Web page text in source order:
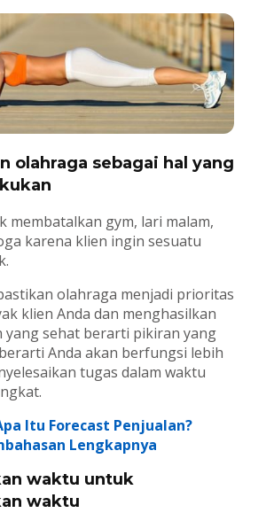
olahraga sebagai hal yang
membatalkan gym, lari malam,
karena klien ingin sesuatu
olahraga menjadi prioritas
klien Anda dan menghasilkan
yang sehat berarti pikiran yang
Anda akan berfungsi lebih
tugas dalam waktu
Itu Forecast Penjualan?
Lengkapnya
waktu untuk
waktu